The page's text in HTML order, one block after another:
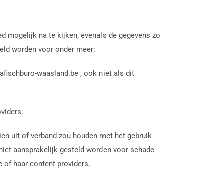
mogelijk na te kijken, evenals de gegevens zo
worden voor onder meer:
waasland.be , ook niet als dit
uit of verband zou houden met het gebruik
aansprakelijk gesteld worden voor schade
of haar content providers;